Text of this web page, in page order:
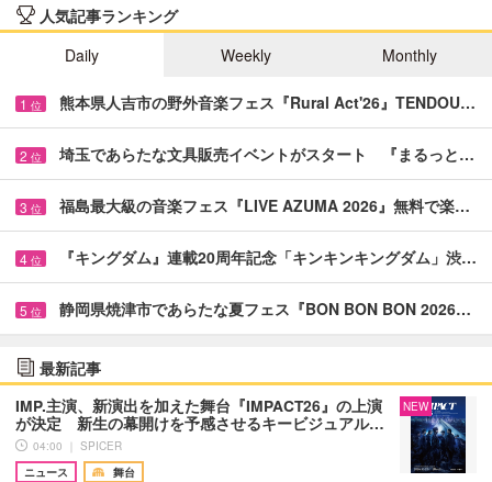
人気記事ランキング
Daily
Weekly Monthly
1 位 熊本県人吉市の野外音楽フェス『Rural Act'26』TENDOU…
2 位 埼玉であらたな文具販売イベントがスタート 『まるっと…
3 位 福島最大級の音楽フェス『LIVE AZUMA 2026』無料で楽…
4 位 『キングダム』連載20周年記念「キンキンキングダム」渋…
5 位 静岡県焼津市であらたな夏フェス『BON BON BON 2026…
最新記事
IMP.主演、新演出を加えた舞台『IMPACT26』の上演
が決定 新生の幕開けを予感させるキービジュアル…
04:00 ｜ SPICER
ニュース
舞台
NEW